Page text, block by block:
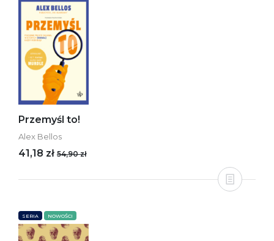
Przemyśl to!
Alex Bellos
41,18 zł 54,90 zł
SERIA NOWOŚCI